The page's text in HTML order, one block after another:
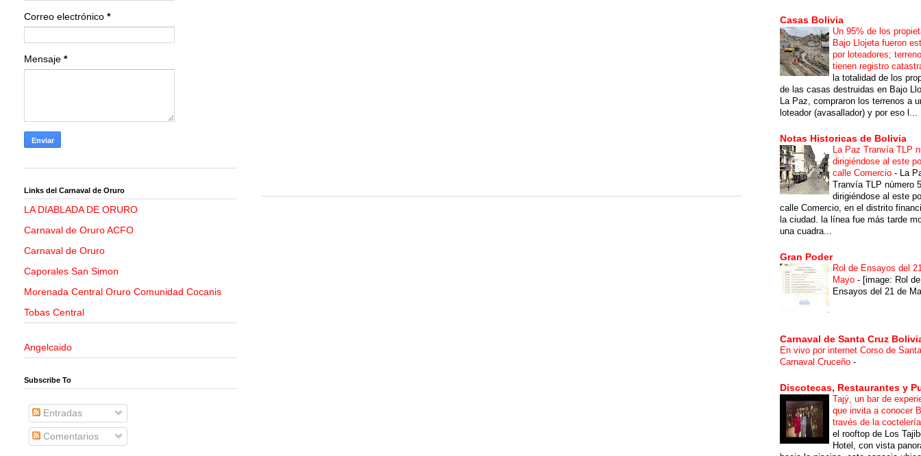
Correo electrónico *
Mensaje *
Links del Carnaval de Oruro
LA DIABLADA DE ORURO
Carnaval de Oruro ACFO
Carnaval de Oruro
Caporales San Simon
Morenada Central Oruro Comunidad Cocanis
Tobas Central
Angelcaido
Subscribe To
Entradas
Comentarios
Casas Bolivia
Un 95% de los
Bajo Llojeta fueron
por loteadores;
tienen registro
la totalidad de los
de las casas destruidas en Bajo
La Paz, compraron los terrenos a
loteador (avasallador) y por eso l...
Notas Historicas de Bolivia
La Paz Tranvía TLP
dirigiéndose al este
calle Comercio - La
Tranvía TLP número 5
dirigiéndose al este
calle Comercio, en el distrito
la ciudad. la línea fue más tarde
una cuadra...
Gran Poder
Rol de Ensayos del
Mayo - [image: Rol de
Ensayos del 21 de
Carnaval de Santa Cruz
En vivo por internet Corso de
Carnaval Cruceño -
Discotecas, Restaurantes y
Tajý, un bar de
que invita a conocer
través de la
el rooftop de Los
Hotel, con vista